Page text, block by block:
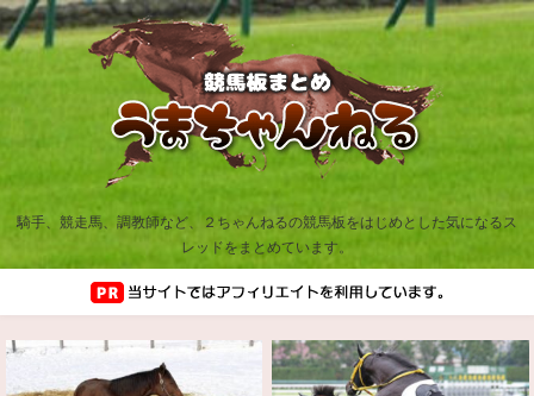
騎手、競走馬、調教師など、２ちゃんねるの競馬板をはじめとした気になるス
レッドをまとめています。